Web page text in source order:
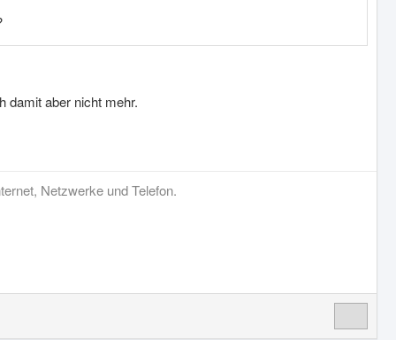
damit aber nicht mehr.
Netzwerke und Telefon.